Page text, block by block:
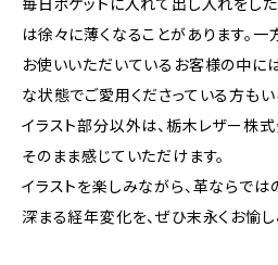
毎日ポケットに入れて出し入れをし
は徐々に薄くなることがあります。一
お使いいただいているお客様の中に
な状態でご愛用くださっている方もい
イラスト部分以外は、栃木レザー株
そのまま感じていただけます。
イラストを楽しみながら、革ならで
深まる経年変化を、ぜひ末永くお愉し